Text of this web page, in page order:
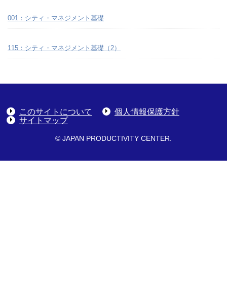
001：シティ・マネジメント基礎
115：シティ・マネジメント基礎（2）
このサイトについて
個人情報保護方針
サイトマップ
© JAPAN PRODUCTIVITY CENTER.